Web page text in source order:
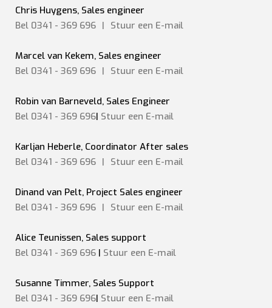
Chris Huygens, Sales engineer
Bel 0341 - 369 696 | Stuur een E-mail
Marcel van Kekem, Sales engineer
Bel 0341 - 369 696 | Stuur een E-mail
Robin van Barneveld, Sales Engineer
Bel 0341 - 369 696| Stuur een E-mail
Karljan Heberle, Coordinator After sales
Bel 0341 - 369 696 | Stuur een E-mail
Dinand van Pelt, Project Sales engineer
Bel 0341 - 369 696 | Stuur een E-mail
Alice Teunissen, Sales support
Bel 0341 - 369 696 | Stuur een E-mail
Susanne Timmer, Sales Support
Bel 0341 - 369 696| Stuur een E-mail